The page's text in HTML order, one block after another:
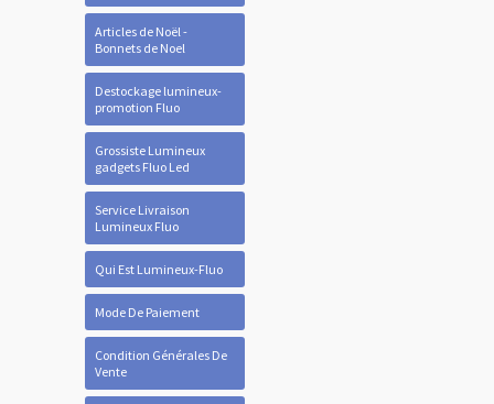
Articles de Noël -
Bonnets de Noel
Destockage lumineux-
promotion Fluo
Grossiste Lumineux
gadgets Fluo Led
Service Livraison
Lumineux Fluo
Qui Est Lumineux-Fluo
Mode De Paiement
Condition Générales De
Vente